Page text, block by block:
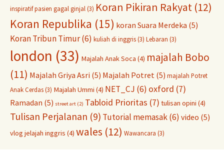
inspiratif pasien gagal ginjal (3) Koran Pikiran Rakyat (12)
Koran Republika (15) koran Suara Merdeka (5)
Koran Tribun Timur(6) kuliah di inggris(3) Lebaran (3)
london (33) Majalah Anak Soca (4) majalah Bobo
(11) Majalah Griya Asri (5) Majalah Potret (5) majalah Potret
Anak Cerdas(3) Majalah Ummi (4) NET_CJ (6) oxford (7)
Ramadan (5) street art (2) Tabloid Prioritas (7) tulisan opini (4)
Tulisan Perjalanan (9) Tutorial memasak(6) video (5)
vlog jelajah inggris (4) wales (12) Wawancara (3)